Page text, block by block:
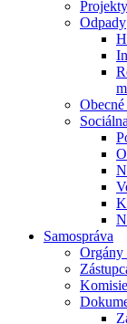
Odpady
Samospráva
Orgány